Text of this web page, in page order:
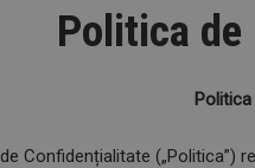
Politica
Confidențialitate („Politica”)